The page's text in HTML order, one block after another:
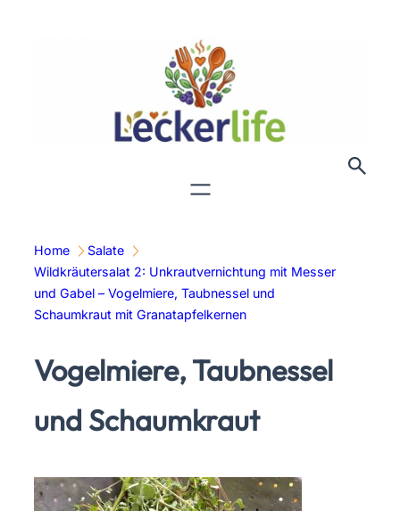
Home
Salate
Wildkräutersalat 2: Unkrautvernichtung mit Messer
und Gabel – Vogelmiere, Taubnessel und
Schaumkraut mit Granatapfelkernen
Vogelmiere, Taubnessel
und Schaumkraut